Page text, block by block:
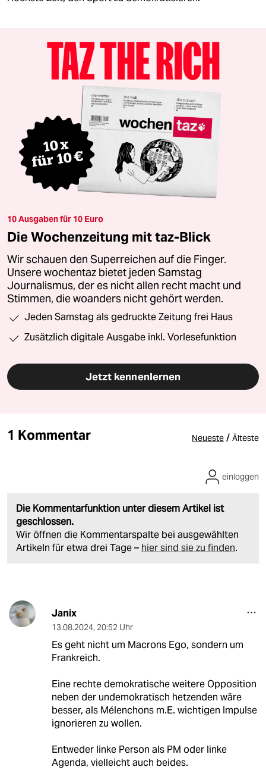
10 Ausgaben für 10 Euro
Die Wochenzeitung mit taz-Blick
Wir schauen den Superreichen auf die Finger.
Unsere wochentaz bietet jeden Samstag
Journalismus, der es nicht allen recht macht und
Stimmen, die woanders nicht gehört werden.
Jeden Samstag als gedruckte Zeitung frei Haus
Zusätzlich digitale Ausgabe inkl. Vorlesefunktion
Jetzt kennenlernen
1 Kommentar Neueste / Älteste
Die Kommentarfunktion unter diesem Artikel ist
geschlossen.
Wir öffnen die Kommentarspalte bei ausgewählten
Artikeln für etwa drei Tage – hier sind sie zu finden.
einloggen
Janix
13.08.2024, 20:52 Uhr
Es geht nicht um Macrons Ego, sondern um
Frankreich.
Eine rechte demokratische weitere Opposition
neben der undemokratisch hetzenden wäre
besser, als Mélenchons m.E. wichtigen Impulse
ignorieren zu wollen.
Entweder linke Person als PM oder linke
Agenda, vielleicht auch beides.